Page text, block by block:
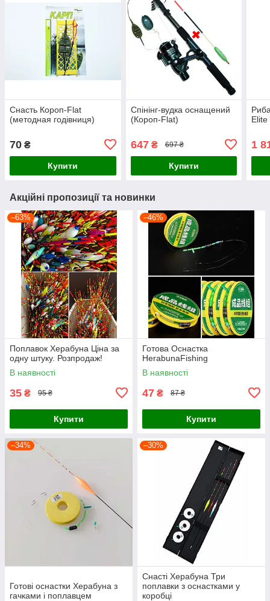
Снасть Короп-Flat
(методная годівниця)
70 ₴
Купити
Спінінг-вудка оснащений
(Короп-Flat)
647₴ 697 ₴
Купити
1
Акційні пропозиції та новинки
–63%
Поплавок Херабуна Ціна за
одну штуку. Розпродаж!
В наявності
35 ₴ 95 ₴
Купити
–46%
Готова Оснастка
HerabunaFishing
В наявності
47 ₴ 87 ₴
Купити
–34%
Готові оснастки Херабуна з
гачками і поплавцем
–30%
Снасті Херабуна Три
поплавки з оснастками у
коробці